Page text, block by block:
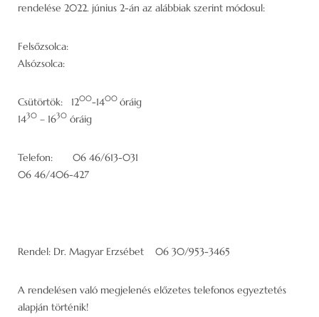
rendelése 2022. június 2-án az alábbiak szerint módosul:
Felsőzsolca:
Alsózsolca:
Csütörtök: 1200-1400 óráig
1430 – 1630 óráig
Telefon: 06 46/613-031
06 46/406-427
Rendel: Dr. Magyar Erzsébet 06 30/953-3465
A rendelésen való megjelenés előzetes telefonos egyeztetés
alapján történik!